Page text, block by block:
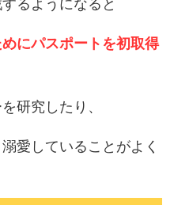
るようになると
にパスポートを初取得
研究したり、
愛していることがよく